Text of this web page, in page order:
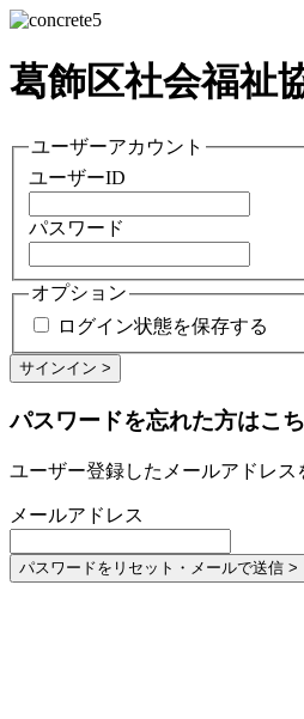
葛飾区社会福祉
ユーザーアカウント
ユーザーID
パスワード
オプション
ログイン状態を保存する
パスワードを忘れた方はこ
ユーザー登録したメールアドレ
メールアドレス